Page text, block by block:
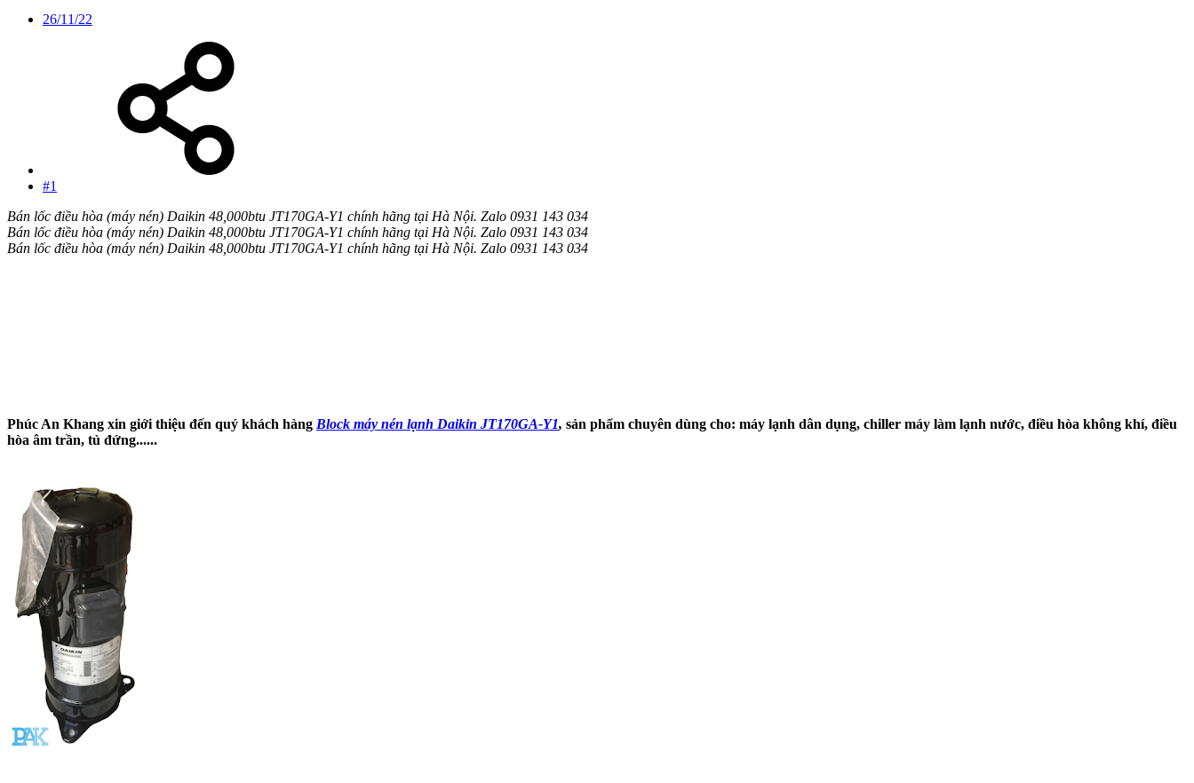
26/11/22
#1
Bán lốc điều hòa (máy nén) Daikin 48,000btu JT170GA-Y1 chính hãng tại Hà Nội. Zalo 0931 143 034
Bán lốc điều hòa (máy nén) Daikin 48,000btu JT170GA-Y1 chính hãng tại Hà Nội. Zalo 0931 143 034
Bán lốc điều hòa (máy nén) Daikin 48,000btu JT170GA-Y1 chính hãng tại Hà Nội. Zalo 0931 143 034
Phúc An Khang xin giới thiệu đến quý khách hàng Block máy nén lạnh Daikin JT170GA-Y1, sản phẩm chuyên dùng cho: máy lạnh dân dụng, chiller máy làm lạnh nước, điều hòa không khí, điều
hòa âm trần, tủ đứng......